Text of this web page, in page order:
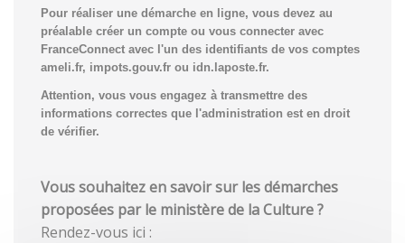
Pour réaliser une démarche en ligne, vous devez au
préalable créer un compte ou vous connecter avec
FranceConnect avec l'un des identifiants de vos comptes
ameli.fr, impots.gouv.fr ou idn.laposte.fr.
Attention, vous vous engagez à transmettre des
informations correctes que l'administration est en droit
de vérifier.
Vous souhaitez en savoir sur les démarches
proposées par le ministère de la Culture ?
Rendez-vous ici :